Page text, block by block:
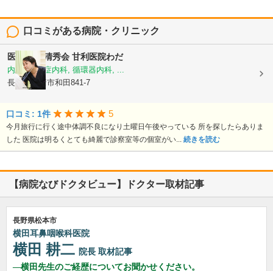
口コミがある病院・クリニック
医療法人 清秀会 甘利医院わだ
内科, 感染症内科, 循環器内科, ...
長野県小諸市和田841-7
口コミ: 1件 5
今月旅行に行く途中体調不良になり土曜日午後やっている 所を探したらありま
した 医院は明るくとても綺麗で診察室等の個室がい... 続きを読む
【病院なびドクタビュー】ドクター取材記事
長野県松本市
横田耳鼻咽喉科医院
横田 耕二 院長 取材記事
横田先生のご経歴についてお聞かせください。